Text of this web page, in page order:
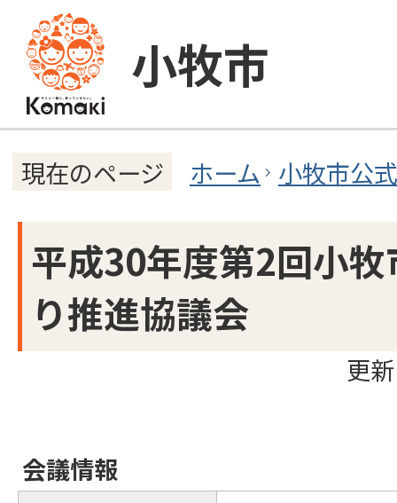
小牧市
現在のページ ホーム 小牧市公
平成30年度第2回小
り推進協議会
更
会議情報